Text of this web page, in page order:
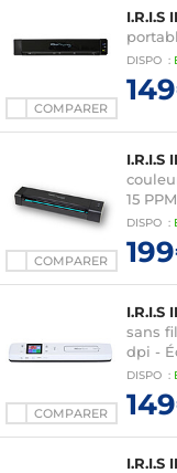
COMPARER
I.R.I.S
DISPO :
COMPARER
I.R.I.S
15 PPM
DISPO :
COMPARER
I.R.I.S
sans
dpi -
DISPO :
I.R.I.S